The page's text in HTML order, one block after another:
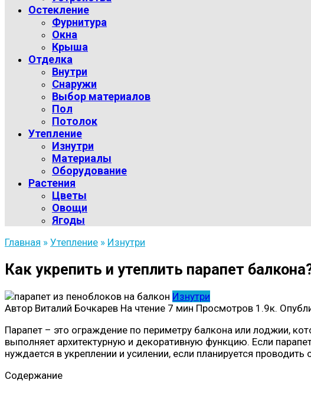
Остекление
Фурнитура
Окна
Крыша
Отделка
Внутри
Снаружи
Выбор материалов
Пол
Потолок
Утепление
Изнутри
Материалы
Оборудование
Растения
Цветы
Овощи
Ягоды
Главная » Утепление » Изнутри
Как укрепить и утеплить парапет
Изнутри
Автор Виталий Бочкарев На чтение 7 мин Просмотров 1.9к.
Парапет – это ограждение по периметру балкона или лоджии,
выполняет архитектурную и декоративную функцию. Если
нуждается в укреплении и усилении, если планируется
Содержание